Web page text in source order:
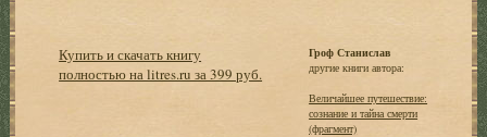
Купить и скачать книгу
полностью на litres.ru за 399 руб.
Гроф Станислав
другие книги автора:
Величайшее путешествие:
сознание и тайна смерти
(фрагмент)